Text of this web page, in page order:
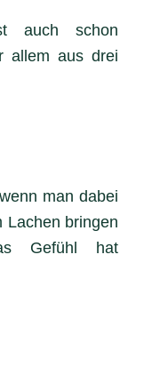
auch schon
allem aus drei
man dabei
Lachen bringen
Gefühl hat